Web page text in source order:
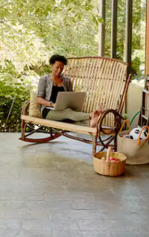
las teclas de las flechas hacia